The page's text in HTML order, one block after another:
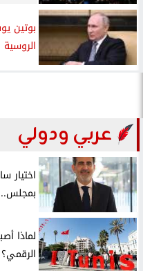
بوتين
الروسية
عربي ودولي
اختيار
لماذا
الرقمي؟